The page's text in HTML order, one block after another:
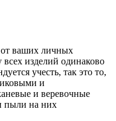
ваших личных
всех изделий одинаково
учесть, так это то,
и
и веревочные
пыли на них